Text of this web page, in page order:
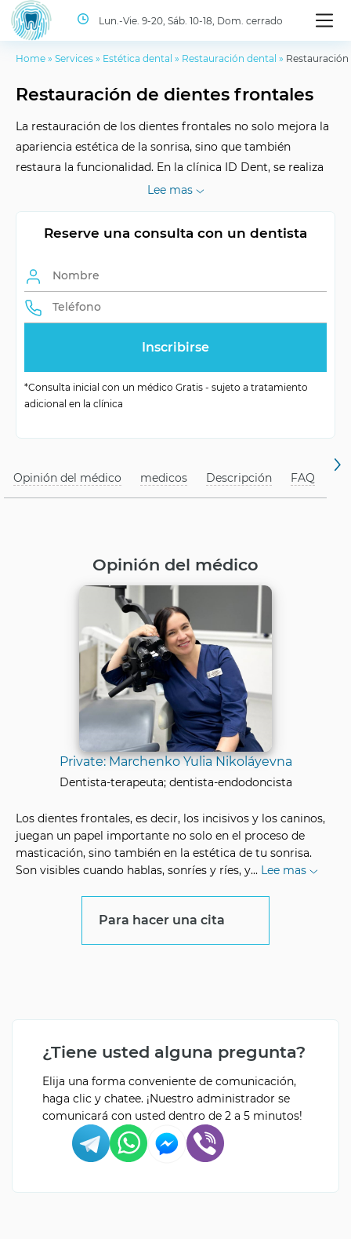
Lun.-Vie. 9-20, Sáb. 10-18, Dom. cerrado
Home » Services » Estética dental » Restauración dental »
Restauración de dientes frontales
La restauración de los dientes frontales no solo mejora la
apariencia estética de la sonrisa, sino que también
restaura la funcionalidad. En la clínica ID Dent, se realiza
utilizando diversos métodos y materiales para lograr
resultados
Duración del
trabajo
Número de visitas de 1 a varias
Necesidad de
restauración
coronas
Lee mas
Reserve una consulta con un dentista
*Consulta inicial con un médico Gratis - sujeto a tratamiento
adicional en la clínica
Opinión del médico medicos Descripción FAQ
Opinión del médico
Private: Marchenko Yulia Nikoláyevna
Dentista-terapeuta; dentista-endodoncista
Los dientes frontales, es decir, los incisivos y los caninos,
juegan un papel importante no solo en el proceso de
masticación, sino también en la estética de tu sonrisa.
Son visibles cuando hablas, sonríes y ríes, y... Lee mas
Para hacer una cita
¿Tiene usted alguna pregunta?
Elija una forma conveniente de comunicación,
haga clic y chatee. ¡Nuestro administrador se
comunicará con usted dentro de 2 a 5 minutos!